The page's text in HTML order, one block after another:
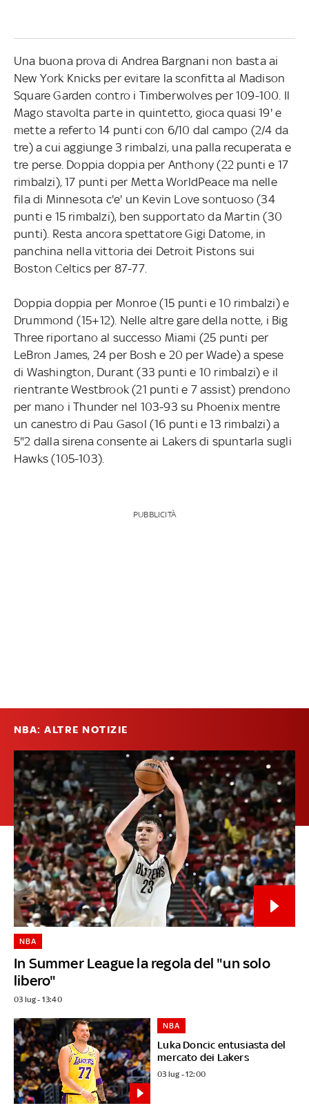
Una buona prova di Andrea Bargnani non basta ai
New York Knicks per evitare la sconfitta al Madison
Square Garden contro i Timberwolves per 109-100. Il
Mago stavolta parte in quintetto, gioca quasi 19' e
mette a referto 14 punti con 6/10 dal campo (2/4 da
tre) a cui aggiunge 3 rimbalzi, una palla recuperata e
tre perse. Doppia doppia per Anthony (22 punti e 17
rimbalzi), 17 punti per Metta WorldPeace ma nelle
fila di Minnesota c'e' un Kevin Love sontuoso (34
punti e 15 rimbalzi), ben supportato da Martin (30
punti). Resta ancora spettatore Gigi Datome, in
panchina nella vittoria dei Detroit Pistons sui
Boston Celtics per 87-77.
Doppia doppia per Monroe (15 punti e 10 rimbalzi) e
Drummond (15+12). Nelle altre gare della notte, i Big
Three riportano al successo Miami (25 punti per
LeBron James, 24 per Bosh e 20 per Wade) a spese
di Washington, Durant (33 punti e 10 rimbalzi) e il
rientrante Westbrook (21 punti e 7 assist) prendono
per mano i Thunder nel 103-93 su Phoenix mentre
un canestro di Pau Gasol (16 punti e 13 rimbalzi) a
5"2 dalla sirena consente ai Lakers di spuntarla sugli
Hawks (105-103).
PUBBLICITÀ
NBA: ALTRE NOTIZIE
In Summer League la regola del "un solo
libero"
NBA
03 lug - 13:40
Luka Doncic entusiasta del
mercato dei Lakers
NBA
03 lug - 12:00